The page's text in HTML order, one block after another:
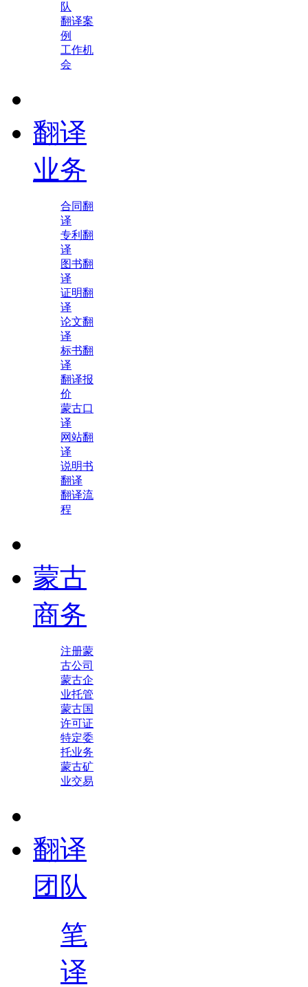
队
翻译案
例
工作机
会
翻译
业务
合同翻
译
专利翻
译
图书翻
译
证明翻
译
论文翻
译
标书翻
译
翻译报
价
蒙古口
译
网站翻
译
说明书
翻译
翻译流
程
蒙古
商务
注册蒙
古公司
蒙古企
业托管
蒙古国
许可证
特定委
托业务
蒙古矿
业交易
翻译
团队
笔
译